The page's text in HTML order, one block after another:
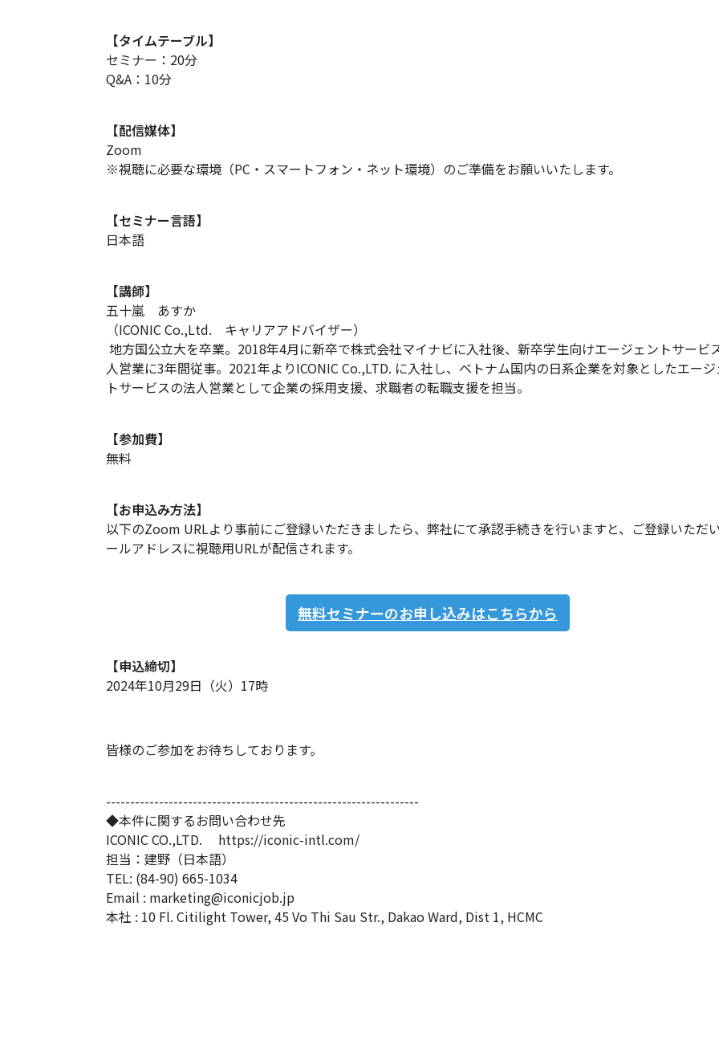
【タイムテーブル】
セミナー：20分
Q&A：10分
【配信媒体】
Zoom
※視聴に必要な環境（PC・スマートフォン・ネット環境）のご準備をお願いいたします。
【セミナー言語】
日本語
【講師】
五十嵐 あすか
（ICONIC Co.,Ltd. キャリアアドバイザー）
地方国公立大を卒業。 2018年4月に新卒で株式会社マイナビに入社後、 新卒学生向けエージェントサービ
人営業に3年間従事。 2021年よりICONIC Co.,LTD. に入社し、 ベトナム国内の日系企業を対象としたエージ
トサービスの法人営業として企業の採用支援、求職者の転職支援を担当。
【参加費】
無料
【お申込み方法】
以下のZoom URLより事前にご登録いただきましたら、弊社にて承認手続きを行いますと、ご登録いただ
ールアドレスに視聴用URLが配信されます。
無料セミナーのお申し込みはこちらから
【申込締切】
2024年10月29日（火）17時
皆様のご参加をお待ちしております。
-----------------------------------------------------------------
◆本件に関するお問い合わせ先
ICONIC CO.,LTD. https://iconic-intl.com/
担当：建野（日本語）
TEL: (84-90) 665-1034
Email : marketing@iconicjob.jp
本社 : 10 Fl. Citilight Tower, 45 Vo Thi Sau Str., Dakao Ward, Dist 1, HCMC